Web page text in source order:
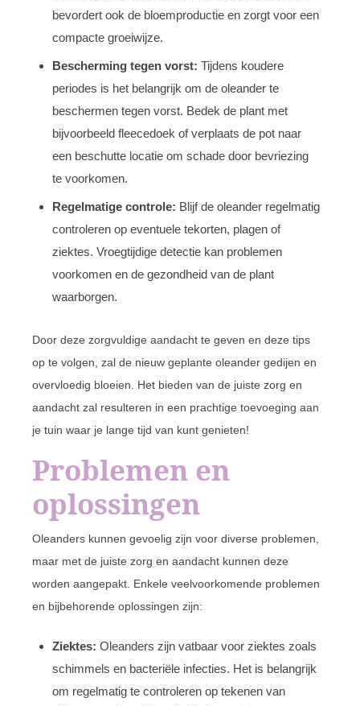
bevordert ook de bloemproductie en zorgt voor een
compacte groeiwijze.
Bescherming tegen vorst: Tijdens koudere
periodes is het belangrijk om de oleander te
beschermen tegen vorst. Bedek de plant met
bijvoorbeeld fleecedoek of verplaats de pot naar
een beschutte locatie om schade door bevriezing
te voorkomen.
Regelmatige controle: Blijf de oleander regelmatig
controleren op eventuele tekorten, plagen of
ziektes. Vroegtijdige detectie kan problemen
voorkomen en de gezondheid van de plant
waarborgen.
Door deze zorgvuldige aandacht te geven en deze tips
op te volgen, zal de nieuw geplante oleander gedijen en
overvloedig bloeien. Het bieden van de juiste zorg en
aandacht zal resulteren in een prachtige toevoeging aan
je tuin waar je lange tijd van kunt genieten!
Problemen en
oplossingen
Oleanders kunnen gevoelig zijn voor diverse problemen,
maar met de juiste zorg en aandacht kunnen deze
worden aangepakt. Enkele veelvoorkomende problemen
en bijbehorende oplossingen zijn:
Ziektes: Oleanders zijn vatbaar voor ziektes zoals
schimmels en bacteriële infecties. Het is belangrijk
om regelmatig te controleren op tekenen van